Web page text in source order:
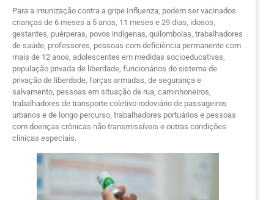
Para a imunização contra a gripe Influenza, podem ser vacinados
crianças de 6 meses a 5 anos, 11 meses e 29 dias, idosos,
gestantes, puérperas, povos indígenas, quilombolas, trabalhadores
de saúde, professores, pessoas com deficiência permanente com
mais de 12 anos, adolescentes em medidas socioeducativas,
população privada de liberdade, funcionários do sistema de
privação de liberdade, forças armadas, de segurança e
salvamento, pessoas em situação de rua, caminhoneiros,
trabalhadores de transporte coletivo rodoviário de passageiros
urbanos e de longo percurso, trabalhadores portuários e pessoas
com doenças crônicas não transmissíveis e outras condições
clínicas especiais.